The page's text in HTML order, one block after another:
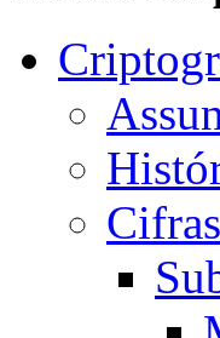
Cifras